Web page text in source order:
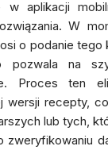
aplikacji
W
o podanie tego
pozwala na
Proces ten
wersji recepty,
lub tych,
zweryfikowaniu